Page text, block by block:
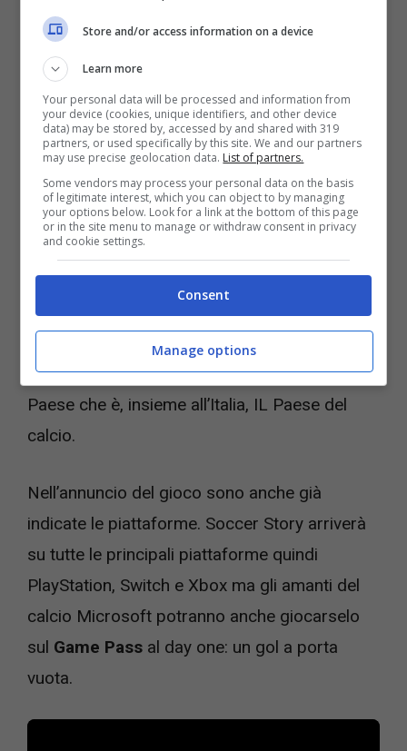
Su Twitter ad annunciare il gioco ci ha pensato
Mike Rosedi No More Robots e il suo
messaggio sta raccogliendo molti commenti
entusiasti anche se qualcuno domanda perchè
il gioco si chiamiSoccerStory e non Football
Story. E si riapre ladiatribaanglo-americana
su come chiamare il gioco con la palla bianca
e nera! C’è poi da registrare che il gioco avrà
probabilmente unalocalizzazionein
portoghese brasiliano dato che proprio la
maggior parte dei commentatori si trova nel
Paese che è, insieme all’Italia, IL Paese del
calcio.
Nell’annuncio del gioco sono anche già
indicate le piattaforme. Soccer Story arriverà
su tutte le principali piattaforme quindi
PlayStation, Switch e Xbox ma gli amanti del
calcio Microsoft potranno anche giocarselo
sul Game Pass al day one: un gol a porta
vuota.
Store and/or access information on a device
Learn more
Your personal data will be processed and information from
your device (cookies, unique identifiers, and other device
data) may be stored by, accessed by and shared with 319
partners, or used specifically by this site. We and our partners
may use precise geolocation data. List of partners.
Some vendors may process your personal data on the basis
of legitimate interest, which you can object to by managing
your options below. Look for a link at the bottom of this page
or in the site menu to manage or withdraw consent in privacy
and cookie settings.
Consent
Manage options